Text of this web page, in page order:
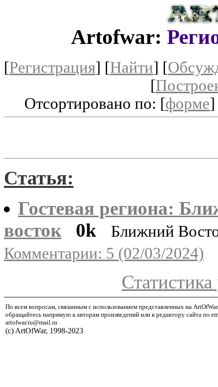
Artofwar:
[Регистрация] [Найти] [
[
Отсортировано по: [форме
Статья:
Гостевая региона:
восток
0k
Ближний
Комментарии: 5 (02/03/2024)
Статистика
По всем вопросам, связанным с использованием представленных на
обращайтесь напрямую к авторам произведений или к редактору сайта по
artofwar.ru@mail.ru
(с) ArtOfWar, 1998-2023